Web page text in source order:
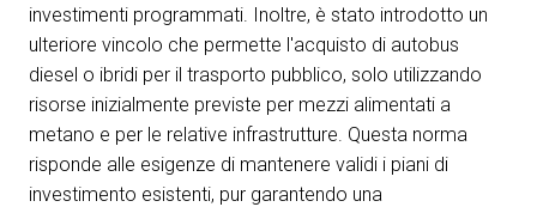
A cura di: IT
investimenti programmati. Inoltre, è stato introdotto un
ulteriore vincolo che permette l'acquisto di autobus
diesel o ibridi per il trasporto pubblico, solo utilizzando
risorse inizialmente previste per mezzi alimentati a
metano e per le relative infrastrutture. Questa norma
risponde alle esigenze di mantenere validi i piani di
investimento esistenti, pur garantendo una